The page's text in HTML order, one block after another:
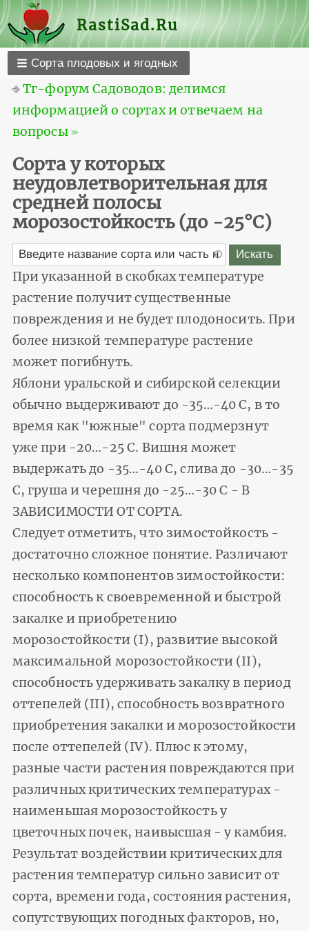
RastiSad.Ru
Сорта плодовых и ягодных
⎆Тг-форум Садоводов: делимся
информацией о сортах и отвечаем на
вопросы ≫
Сорта у которых
неудовлетворительная для
средней полосы
морозостойкость (до -25°С)
При указанной в скобках температуре
растение получит существенные
повреждения и не будет плодоносить. При
более низкой температуре растение
может погибнуть.
Яблони уральской и сибирской селекции
обычно выдерживают до -35…-40 С, в то
время как "южные" сорта подмерзнут
уже при -20…-25 С. Вишня может
выдержать до -35…-40 С, слива до -30…-35
С, груша и черешня до -25…-30 С - В
ЗАВИСИМОСТИ ОТ СОРТА.
Следует отметить, что зимостойкость -
достаточно сложное понятие. Различают
несколько компонентов зимостойкости:
способность к своевременной и быстрой
закалке и приобретению
морозостойкости (I), развитие высокой
максимальной морозостойкости (II),
способность удерживать закалку в период
оттепелей (III), способность возвратного
приобретения закалки и морозостойкости
после оттепелей (IV). Плюс к этому,
разные части растения повреждаются при
различных критических температурах -
наименьшая морозостойкость у
цветочных почек, наивысшая - у камбия.
Результат воздействии критических для
растения температур сильно зависит от
сорта, времени года, состояния растения,
сопутствующих погодных факторов, но,